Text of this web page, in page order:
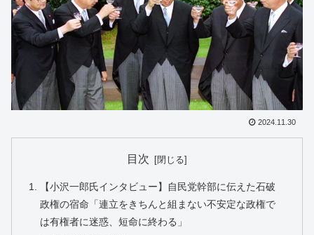
2024.11.30
目次
【小沢一郎氏インタビュー】自民党幹部に伝えた石破
政権の宿命「連立をきちんと組まない不安定な政権で
は有権者に迷惑、短命に終わる」